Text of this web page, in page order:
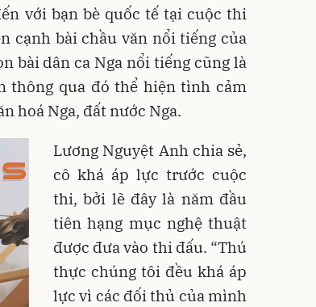
với bạn bè quốc tế tại cuộc thi
cạnh bài chầu văn nổi tiếng của
bài dân ca Nga nổi tiếng cũng là
thông qua đó thể hiện tình cảm
hoá Nga, đất nước Nga.
Lương Nguyệt Anh chia sẻ,
cô khá áp lực trước cuộc
thi, bởi lẽ đây là năm đầu
tiên hạng mục nghệ thuật
được đưa vào thi đấu. “Thú
thực chúng tôi đều khá áp
lực vì các đối thủ của mình